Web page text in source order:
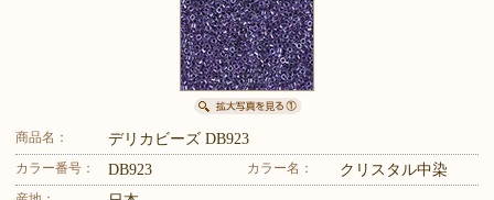
商品名： デリカビーズ DB923
カラー番号： DB923 カラー名： クリスタル中染